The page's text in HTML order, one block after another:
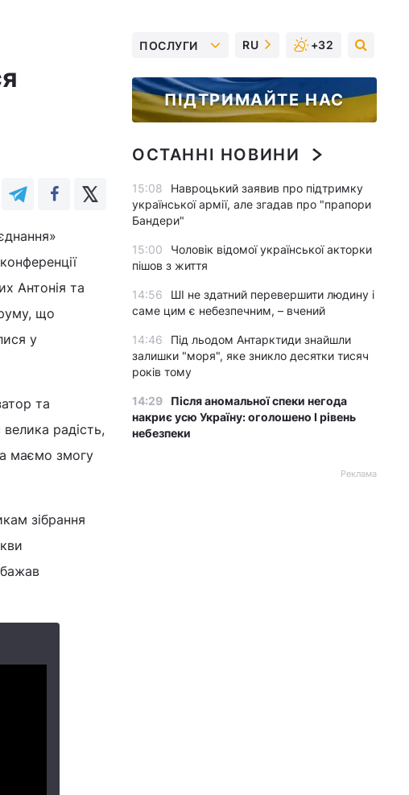
Антонія та
що
у
та
радість,
маємо змогу
зібрання
ПОСЛУГИ RU +32
ПІДТРИМАЙТЕ НАС
ОСТАННІ НОВИНИ
15:08
Навроцький заявив про підтримку
української армії, але згадав про "прапори
Бандери"
15:00
Чоловік відомої української акторки
пішов з життя
14:56
ШІ не здатний перевершити людину і
саме цим є небезпечним, – вчений
14:46
Під льодом Антарктиди знайшли
залишки "моря", яке зникло десятки тисяч
років тому
14:29
Після аномальної спеки негода
накриє усю Україну: оголошено І рівень
небезпеки
Реклама